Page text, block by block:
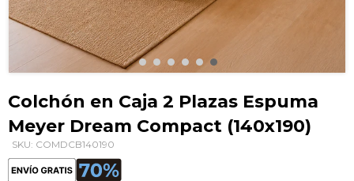
al
comienzo
de
la
galería
de
Colchón en Caja 2 Plazas Espuma
Meyer Dream Compact (140x190)
SKU: COMDCB140190